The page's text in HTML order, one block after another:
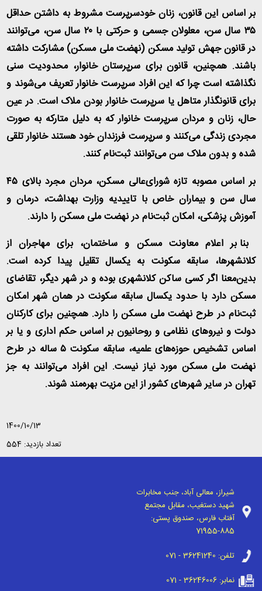
بر اساس این قانون، زنان خودسرپرست مشروط به داشتن حداقل
۳۵ سال سن، معلولان جسمی و حرکتی با ۲۰ سال سن، می‌توانند
در قانون جهش تولید مسکن (نهضت ملی مسکن) مشارکت داشته
باشند. همچنین، قانون برای سرپرستان خانوار، محدودیت سنی
نگذاشته است چرا که این افراد سرپرست خانوار تعریف می‌شوند و
برای قانونگذار متاهل یا سرپرست خانوار بودن ملاک است. در عین
حال، زنان و مردان سرپرست خانوار که به دلیل متارکه به صورت
مجردی زندگی می‌کنند و سرپرست فرزندان خود هستند خانوار تلقی
شده و بدون ملاک سن می‌توانند ثبت‌نام کنند.
بر اساس مصوبه تازه شورای‌عالی مسکن، مردان مجرد بالای ۴۵
سال سن و بیماران خاص با تاییدیه وزارت بهداشت، درمان و
آموزش پزشکی، امکان ثبت‌نام در نهضت ملی مسکن را دارند.
بنا بر اعلام معاونت مسکن و ساختمان، برای مهاجران از
کلانشهرها، سابقه سکونت به یکسال تقلیل پیدا کرده است.
بدین‌معنا اگر کسی ساکن کلانشهری بوده و در شهر دیگر، تقاضای
مسکن دارد با حدود یکسال سابقه سکونت در همان شهر امکان
ثبت‌نام در طرح نهضت ملی مسکن را دارد. همچنین برای کارکنان
دولت و نیروهای نظامی و روحانیون بر اساس حکم اداری و یا بر
اساس تشخیص حوزه‌های علمیه، سابقه سکونت ۵ساله در طرح
نهضت ملی مسکن مورد نیاز نیست. این افراد می‌توانند به جز
تهران در سایر شهرهای کشور از این مزیت بهره‌مند شوند.
1400/10/13
تعداد بازدید: 554
شیراز، معالی آباد، جنب مخابرات
شهید دستغیب، مقابل مجتمع
آفتاب فارس، صندوق پستی:
71955-885
تلفن: 071 - 36241240
نمابر:071 - 36246006